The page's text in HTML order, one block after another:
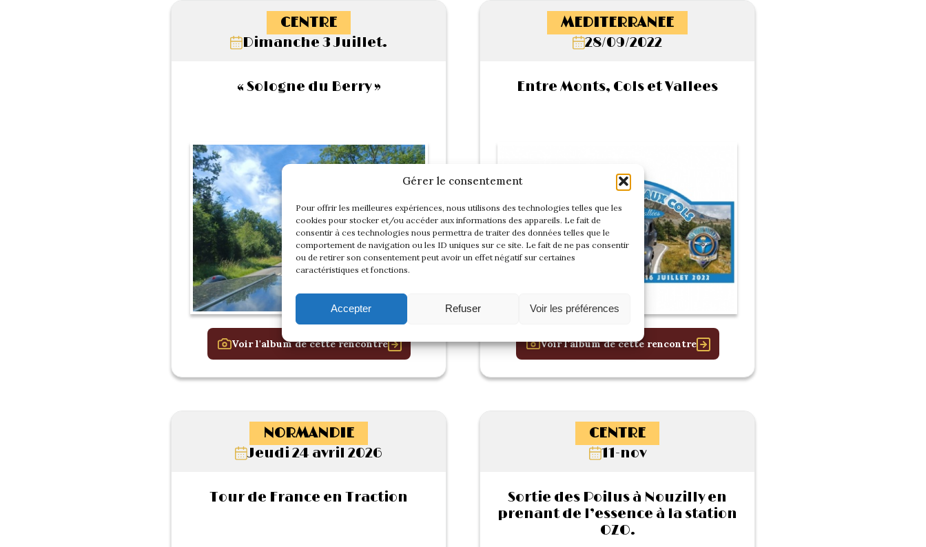
Gérer le consentement
Pour offrir les meilleures expériences, nous utilisons des technologies telles que les
cookies pour stocker et/ou accéder aux informations des appareils. Le fait de
consentir à ces technologies nous permettra de traiter des données telles que le
comportement de navigation ou les ID uniques sur ce site. Le fait de ne pas consentir
ou de retirer son consentement peut avoir un effet négatif sur certaines
caractéristiques et fonctions.
Accepter Refuser Voir les préférences
CENTRE
Dimanche 3 Juillet.
« Sologne du Berry »
Voir l'album de cette rencontre
MEDITERRANEE
28/09/2022
Entre Monts, Cols et Vallees
Voir l'album de cette rencontre
NORMANDIE
Jeudi 24 avril 2026
Tour de France en Traction
CENTRE
11-nov
Sortie des Poilus à Nouzilly en
prenant de l’essence à la station
OZO.